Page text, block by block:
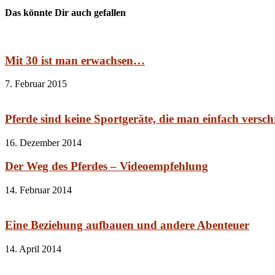
Das könnte Dir auch gefallen
Mit 30 ist man erwachsen…
7. Februar 2015
Pferde sind keine Sportgeräte, die man einfach
16. Dezember 2014
Der Weg des Pferdes – Videoempfehlung
14. Februar 2014
Eine Beziehung aufbauen und andere Abenteuer
14. April 2014